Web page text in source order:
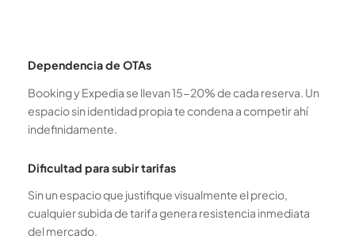
Dependencia de OTAs
Booking y Expedia se llevan 15-20% de cada reserva. Un
espacio sin identidad propia te condena a competir ahí
indefinidamente.
Dificultad para subir tarifas
Sin un espacio que justifique visualmente el precio,
cualquier subida de tarifa genera resistencia inmediata
del mercado.